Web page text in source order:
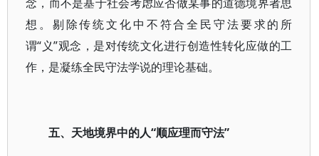
想。剔除传统文化中不符合全民守法要求的所
谓“义”观念，是对传统文化进行创造性转化应做的工
作，是凝练全民守法学说的理论基础。
五、天地境界中的人“顺应理而守法”